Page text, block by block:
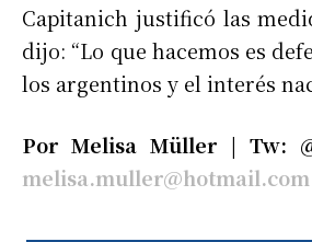
Capitanich justificó las
dijo: “Lo que hacemos es
los argentinos y el interés
Por Melisa Müller | Tw:
melisa.muller@hotmail.com